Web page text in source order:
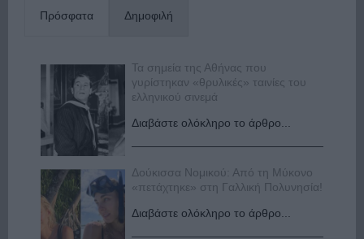
Πρόσφατα Δημοφιλή
Τα σημεία της Αθήνας που
γυρίστηκαν «θρυλικές» ταινίες του
ελληνικού σινεμά
Διαβάστε ολόκληρο το άρθρο...
Δούκισσα Νομικού: Από τη Μύκονο
«πετάχτηκε» στη Γαλλική Πολυνησία!
Διαβάστε ολόκληρο το άρθρο...